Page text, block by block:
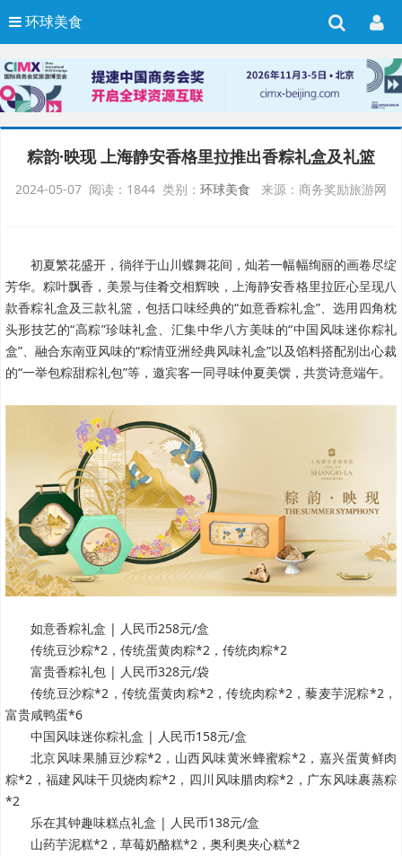
环球美食
粽韵·映现 上海静安香格里拉推出香粽礼盒及礼篮
2024-05-07 阅读：1844 类别： 环球美食 来源：商务奖励旅游网
初夏繁花盛开，徜徉于山川蝶舞花间，灿若一幅幅绚丽的画卷尽绽
芳华。粽叶飘香，美景与佳肴交相辉映，上海静安香格里拉匠心呈现八
款香粽礼盒及三款礼篮，包括口味经典的“如意香粽礼盒”、选用四角枕
头形技艺的“高粽”珍味礼盒、汇集中华八方美味的“中国风味迷你粽礼
盒”、融合东南亚风味的“粽情亚洲经典风味礼盒”以及馅料搭配别出心裁
的“一举包粽甜粽礼包”等，邀宾客一同寻味仲夏美馔，共赏诗意端午。
如意香粽礼盒 | 人民币258元/盒
传统豆沙粽*2，传统蛋黄肉粽*2，传统肉粽*2
富贵香粽礼包 | 人民币328元/袋
传统豆沙粽*2，传统蛋黄肉粽*2，传统肉粽*2，藜麦芋泥粽*2，
富贵咸鸭蛋*6
中国风味迷你粽礼盒 | 人民币158元/盒
北京风味果脯豆沙粽*2，山西风味黄米蜂蜜粽*2，嘉兴蛋黄鲜肉
粽*2，福建风味干贝烧肉粽*2，四川风味腊肉粽*2，广东风味裹蒸粽
*2
乐在其钟趣味糕点礼盒 | 人民币138元/盒
山药芋泥糕*2，草莓奶酪糕*2，奥利奥夹心糕*2